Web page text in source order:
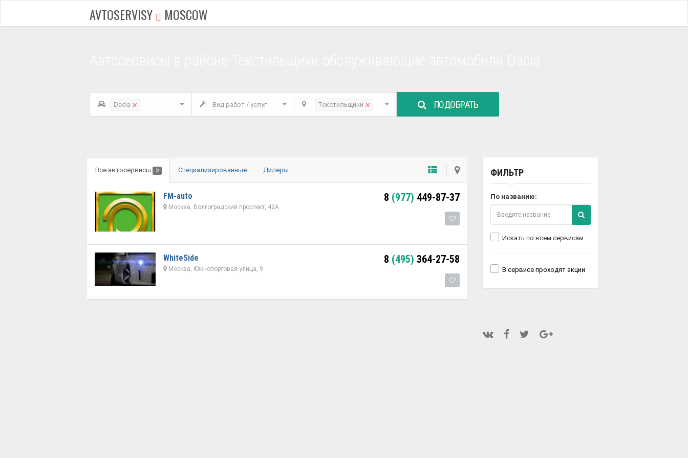
AVTOSERVISY MOSCOW
Dacia × Вид работ / услуг Текстильщики × ПОДОБРАТЬ
Все автосервисы 2 Специализированные Дилеры
FM-auto
Москва, Волгоградский проспект, 42А
8 (977) 449-87-37
WhiteSide
Москва, Южнопортовая улица, 9
8 (495) 364-27-58
ФИЛЬТР
По названию:
Искать по всем сервисам
В сервисе проходят акции